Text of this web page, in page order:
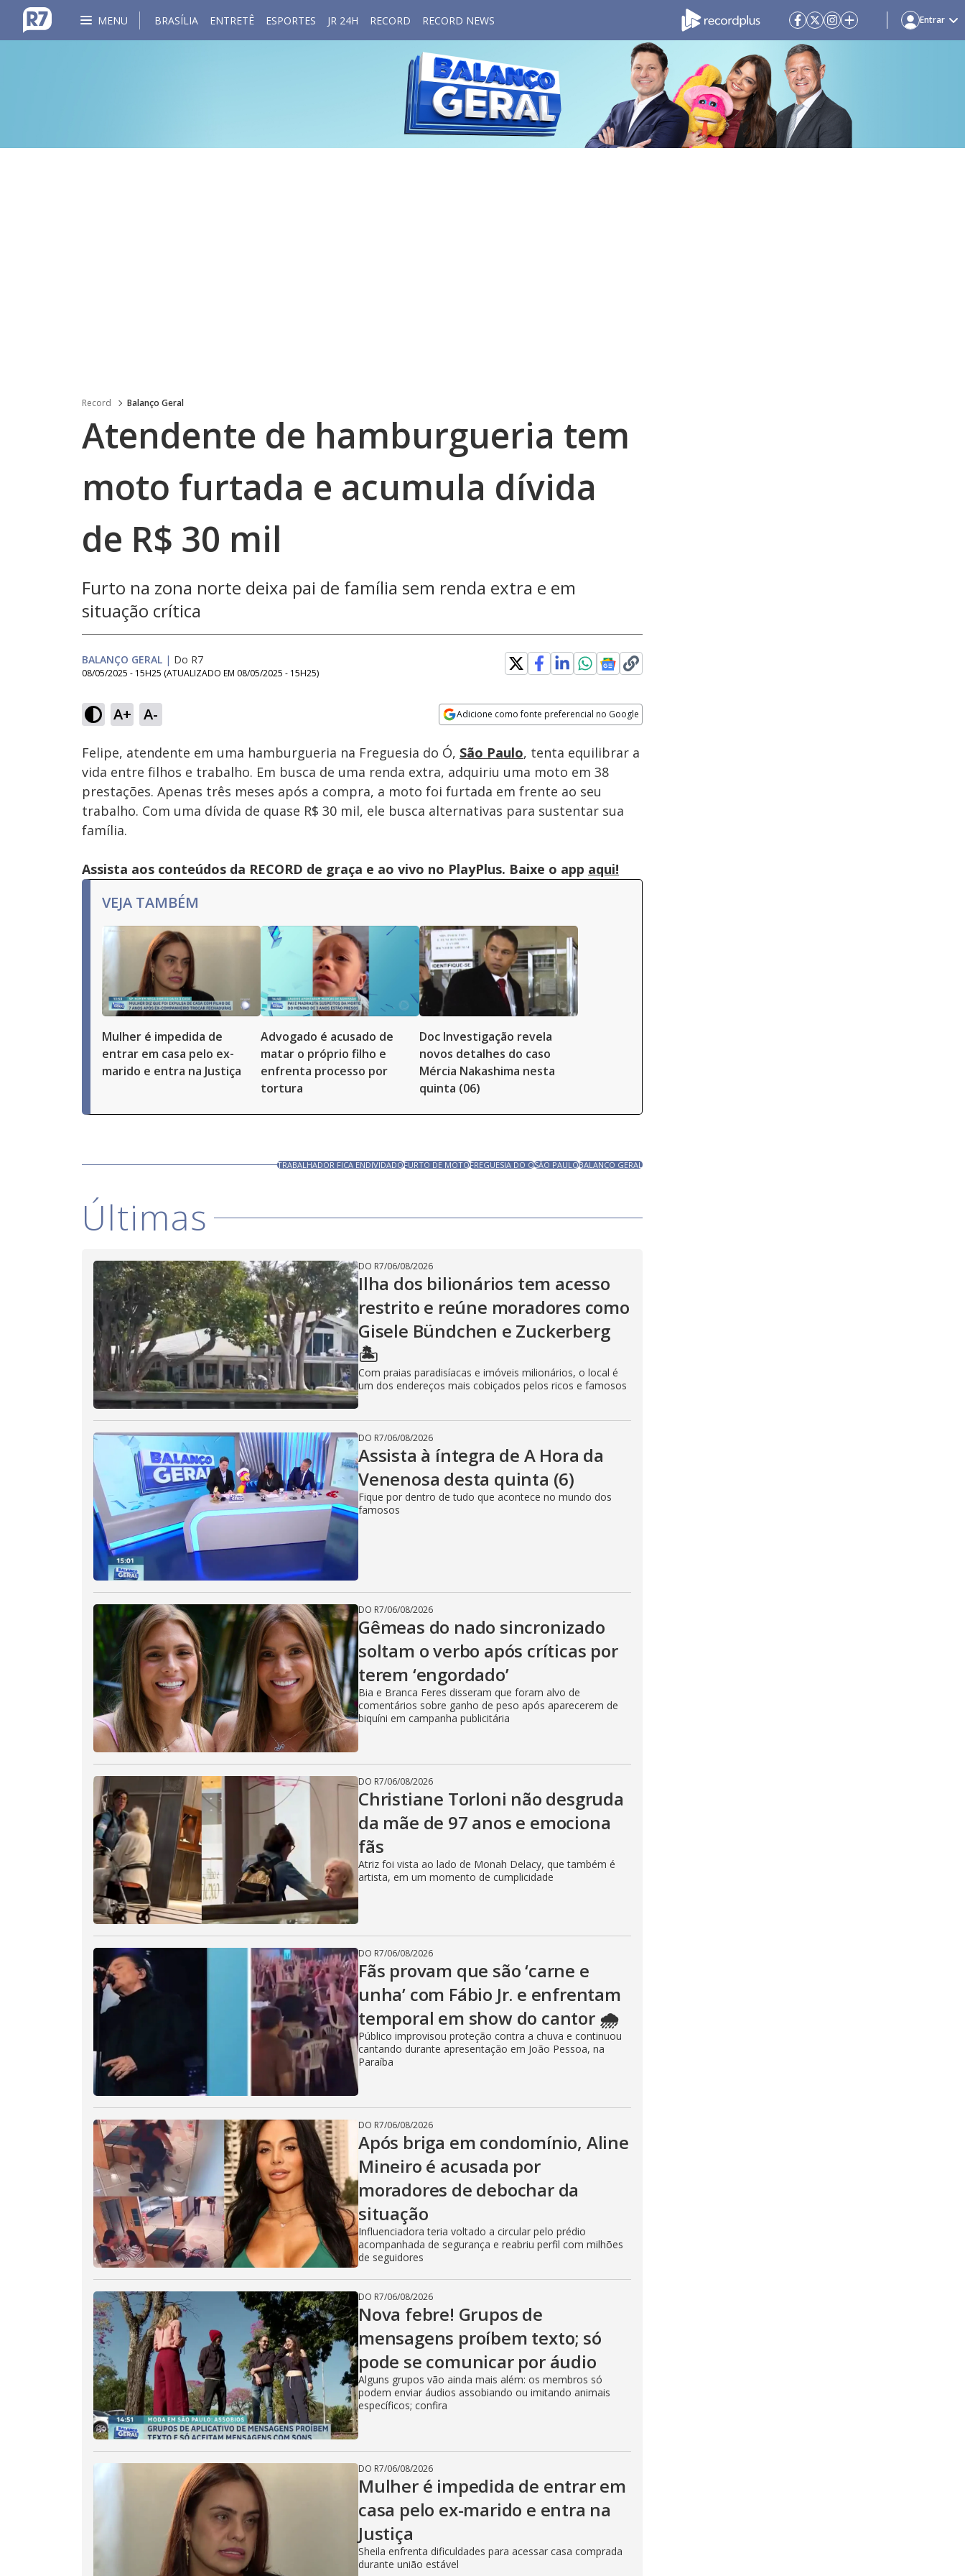
MENU BRASÍLIA ENTRETÊ ESPORTES JR 24H RECORD RECORD NEWS Entrar
Record Balanço Geral
Atendente de hamburgueria tem
moto furtada e acumula dívida
de R$ 30 mil
Furto na zona norte deixa pai de família sem renda extra e em
situação crítica
BALANÇO GERAL | Do R7
08/05/2025 - 15H25 (ATUALIZADO EM 08/05/2025 - 15H25)
A+ A- Adicione como fonte preferencial no Google
Ativar
Som
16.61%
Velocidade
Felipe, atendente em uma hamburgueria na Freguesia do Ó, São Paulo, tenta equilibrar a
vida entre filhos e trabalho. Em busca de uma renda extra, adquiriu uma moto em 38
prestações. Apenas três meses após a compra, a moto foi furtada em frente ao seu
trabalho. Com uma dívida de quase R$ 30 mil, ele busca alternativas para sustentar sua
família.
Assista aos conteúdos da RECORD de graça e ao vivo no PlayPlus. Baixe o app aqui!
VEJA TAMBÉM
Mulher é impedida de
entrar em casa pelo ex-
marido e entra na Justiça
Advogado é acusado de
matar o próprio filho e
enfrenta processo por
tortura
Doc Investigação revela
novos detalhes do caso
Mércia Nakashima nesta
quinta (06)
TRABALHADOR FICA ENDIVIDADOFURTO DE MOTOFREGUESIA DO OSÃO PAULOBALANÇO GERAL
Últimas
DO R7/06/08/2026
Ilha dos bilionários tem acesso
restrito e reúne moradores como
Gisele Bündchen e Zuckerberg
🏝️
Com praias paradisíacas e imóveis milionários, o local é
um dos endereços mais cobiçados pelos ricos e famosos
DO R7/06/08/2026
Assista à íntegra de A Hora da
Venenosa desta quinta (6)
Fique por dentro de tudo que acontece no mundo dos
famosos
DO R7/06/08/2026
Gêmeas do nado sincronizado
soltam o verbo após críticas por
terem ‘engordado’
Bia e Branca Feres disseram que foram alvo de
comentários sobre ganho de peso após aparecerem de
biquíni em campanha publicitária
DO R7/06/08/2026
Christiane Torloni não desgruda
da mãe de 97 anos e emociona
fãs
Atriz foi vista ao lado de Monah Delacy, que também é
artista, em um momento de cumplicidade
DO R7/06/08/2026
Fãs provam que são ‘carne e
unha’ com Fábio Jr. e enfrentam
temporal em show do cantor 🌧️
Público improvisou proteção contra a chuva e continuou
cantando durante apresentação em João Pessoa, na
Paraíba
DO R7/06/08/2026
Após briga em condomínio, Aline
Mineiro é acusada por
moradores de debochar da
situação
Influenciadora teria voltado a circular pelo prédio
acompanhada de segurança e reabriu perfil com milhões
de seguidores
DO R7/06/08/2026
Nova febre! Grupos de
mensagens proíbem texto; só
pode se comunicar por áudio
Alguns grupos vão ainda mais além: os membros só
podem enviar áudios assobiando ou imitando animais
específicos; confira
DO R7/06/08/2026
Mulher é impedida de entrar em
casa pelo ex-marido e entra na
Justiça
Sheila enfrenta dificuldades para acessar casa comprada
durante união estável